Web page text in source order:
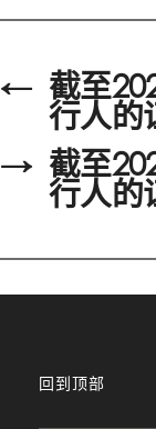
← 截至
行人的
→ 截至
行人的
回到顶部